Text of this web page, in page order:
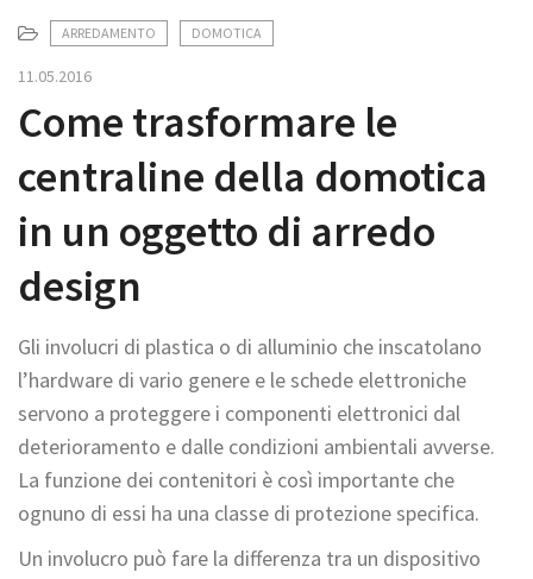
ARREDAMENTO DOMOTICA
11.05.2016
Come trasformare le
centraline della domotica
in un oggetto di arredo
design
Gli involucri di plastica o di alluminio che inscatolano
l’hardware di vario genere e le schede elettroniche
servono a proteggere i componenti elettronici dal
deterioramento e dalle condizioni ambientali avverse.
La funzione dei contenitori è così importante che
ognuno di essi ha una classe di protezione specifica.
Un involucro può fare la differenza tra un dispositivo